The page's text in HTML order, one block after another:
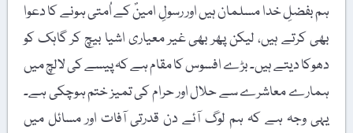
ہم بفضلِ خدا مسلمان ہیں اور رسولِ امینؐ کے اُمتی ہونے کا دعوا
بھی کرتے ہیں، لیکن پھر بھی غیر معیاری اشیا بیچ کر گاہک کو
دھوکا دیتے ہیں۔ بڑے افسوس کا مقام ہے کہ پیسے کی لالچ میں
ہمارے معاشرے سے حلال اور حرام کی تمیز ختم ہوچکی ہے۔
یہی وجہ ہے کہ ہم لوگ آئے دن قدرتی آفات اور مسائل میں